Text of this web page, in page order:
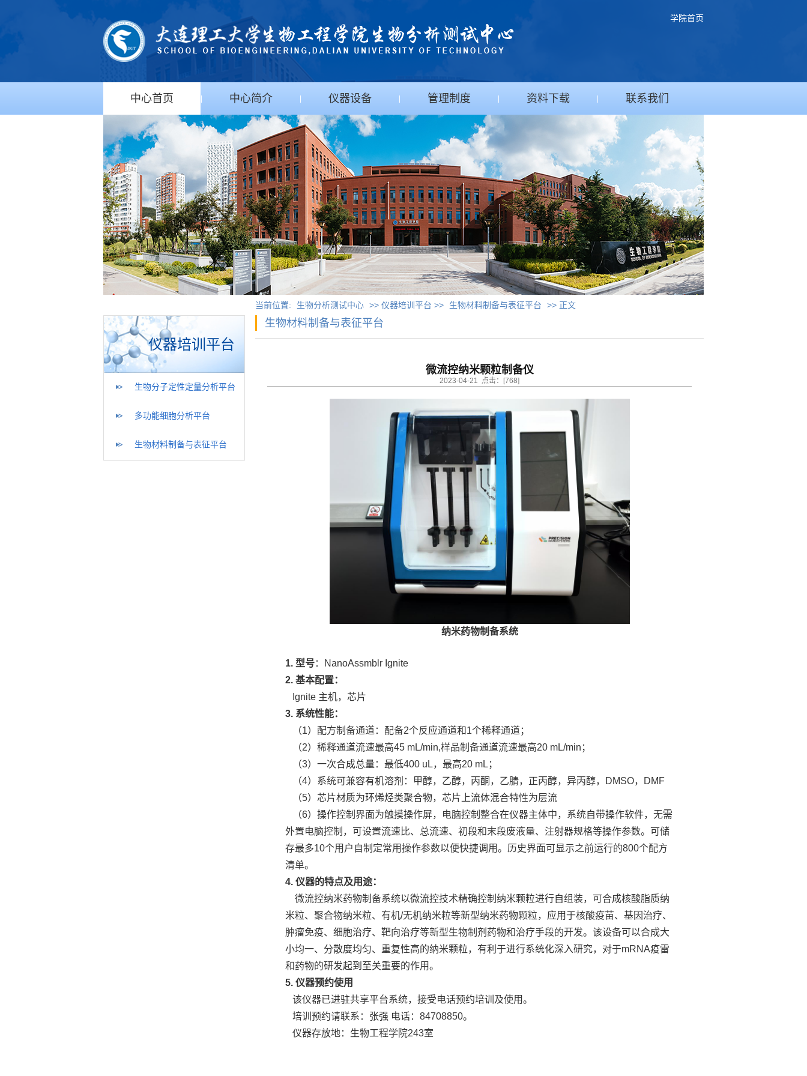
学院首页
中心首页 中心简介 仪器设备 管理制度 资料下载 联系我们
仪器培训平台
生物分子定性定量分析平台
多功能细胞分析平台
生物材料制备与表征平台
当前位置: 生物分析测试中心 >> 仪器培训平台 >> 生物材料制备与表征平台 >> 正文
生物材料制备与表征平台
微流控纳米颗粒制备仪
2023-04-21 点击：[768]
纳米药物制备系统
1. 型号：NanoAssmblr Ignite
2. 基本配置：
Ignite 主机，芯片
3. 系统性能：
（1）配方制备通道：配备2个反应通道和1个稀释通道；
（2）稀释通道流速最高45 mL/min,样品制备通道流速最高20 mL/min；
（3）一次合成总量：最低400 uL，最高20 mL；
（4）系统可兼容有机溶剂：甲醇，乙醇，丙酮，乙腈，正丙醇，异丙醇，DMSO，DMF
（5）芯片材质为环烯烃类聚合物，芯片上流体混合特性为层流
（6）操作控制界面为触摸操作屏，电脑控制整合在仪器主体中，系统自带操作软件，无需
外置电脑控制，可设置流速比、总流速、初段和末段废液量、注射器规格等操作参数。可储
存最多10个用户自制定常用操作参数以便快捷调用。历史界面可显示之前运行的800个配方
清单。
4. 仪器的特点及用途：
微流控纳米药物制备系统以微流控技术精确控制纳米颗粒进行自组装，可合成核酸脂质纳
米粒、聚合物纳米粒、有机/无机纳米粒等新型纳米药物颗粒，应用于核酸疫苗、基因治疗、
肿瘤免疫、细胞治疗、靶向治疗等新型生物制剂药物和治疗手段的开发。该设备可以合成大
小均一、分散度均匀、重复性高的纳米颗粒，有利于进行系统化深入研究，对于mRNA疫雷
和药物的研发起到至关重要的作用。
5. 仪器预约使用
该仪器已进驻共享平台系统，接受电话预约培训及使用。
培训预约请联系：张强 电话：84708850。
仪器存放地：生物工程学院243室